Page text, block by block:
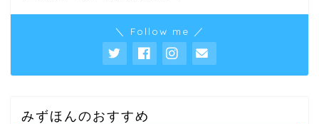
＼ Follow me ／
みずほんのおすすめ